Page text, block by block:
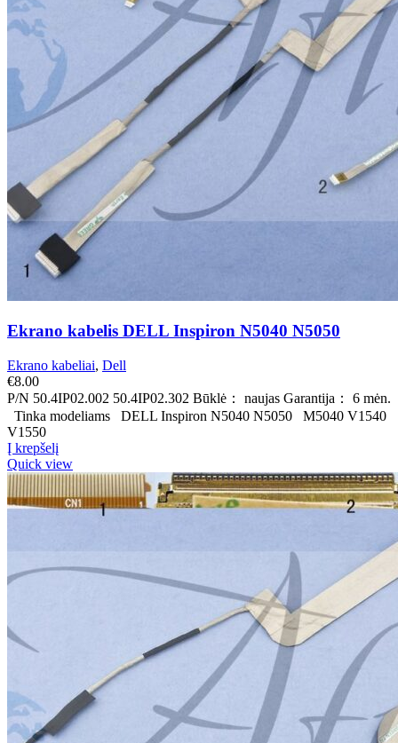
Ekrano kabelis DELL Inspiron N5040 N5050
Ekrano kabeliai, Dell
€8.00
P/N 50.4IP02.002 50.4IP02.302 Būklė： naujas Garantija： 6 mėn.
Tinka modeliams DELL Inspiron N5040 N5050 M5040 V1540
V1550
Į krepšelį
Quick view